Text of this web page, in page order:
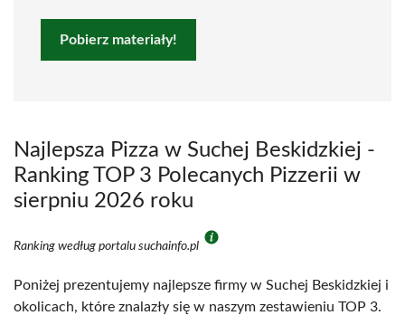
Pobierz materiały!
Najlepsza Pizza w Suchej Beskidzkiej -
Ranking TOP 3 Polecanych Pizzerii w
sierpniu 2026 roku
Ranking według portalu suchainfo.pl
Poniżej prezentujemy najlepsze firmy w Suchej Beskidzkiej i
okolicach, które znalazły się w naszym zestawieniu TOP 3.